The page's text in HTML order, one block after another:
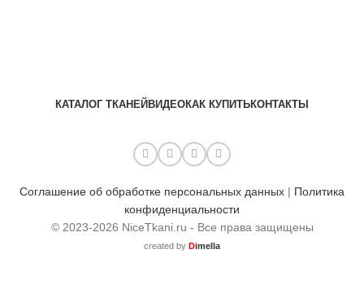
КАТАЛОГ ТКАНЕЙ ВИДЕОКАК КУПИТЬКОНТАКТЫ
Соглашение об обработке персональных данных | Политика
конфиденциальности
© 2023-2026 NiceTkani.ru - Все права защищены
created by Dimella